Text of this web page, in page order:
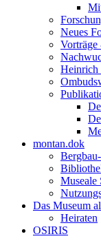
Neues
Vorträge
Heinrich
montan.dok
Museale
Das Museum
Heiraten
OSIRIS